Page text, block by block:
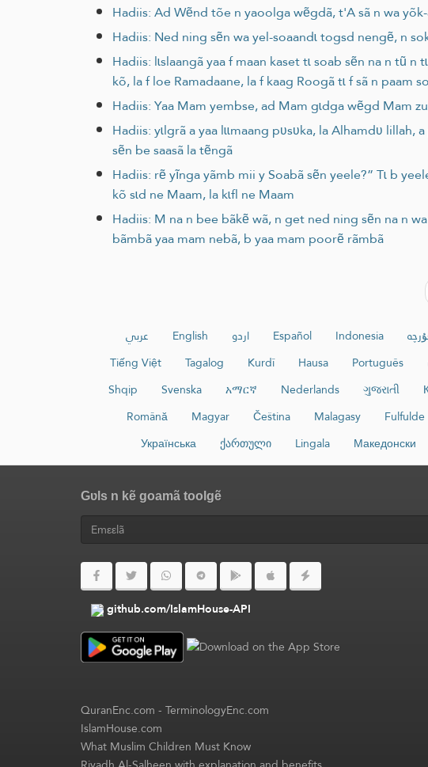
Hadiis: Ad Wẽnd tõe n yaoolga wẽgdã, t'A sã n wa
Hadiis: Ned ning sẽn wa yel-soaandɩ togsd nengẽ, n
Hadiis: lɩslaangã yaa f maan kaset tɩ soab sẽn na n tũ
kõ, la f loe Ramadaane, la f kaag Roogã tɩ f sã n paam
Hadiis: Yaa Mam yembse, ad Mam gɩdga wẽgd Mam
Hadiis: yɩlgrã a yaa lɩɩmaang pʋsʋka, la Alhamdʋ
sẽn be saasã la tẽngã
Hadiis: rẽ yĩnga yãmb mii y Soabã sẽn yeele?” Tɩ b
kõ sɩd ne Maam, la kɩfl ne Maam
Hadiis: M na n bee bãkẽ wã, n get ned ning sẽn na n
bãmbã yaa mam nebã, b yaa mam poorẽ rãmbã
عربي English اردو Español Indonesia
Tiếng Việt
Tagalog Kurdî Hausa Português
Shqip
Svenska አማርኛ Nederlands ગુજરાતી
Română
Magyar Čeština Malagasy Fulfulde
Українська
ქართული Lingala Македонски
Gʋls n kẽ goamã toolgẽ
github.com/IslamHouse-API
QuranEnc.com-TerminologyEnc.com
IslamHouse.com
What Muslim Children Must Know